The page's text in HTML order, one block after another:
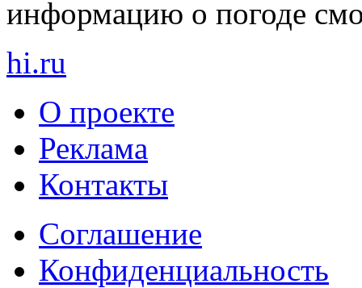
информацию о погоде
hi.ru
О проекте
Реклама
Контакты
Cоглашение
Конфиденциальность